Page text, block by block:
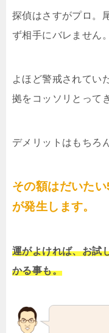
探偵はさすがプロ。
ず相手にバレません。
よほど警戒されてい
拠をコッソリとって
デメリットはもちろ
その額はだいた
が発生します。
運がよければ、お試
かる事も。